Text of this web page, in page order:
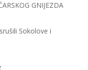
GNIJEZDA
Sokolove i